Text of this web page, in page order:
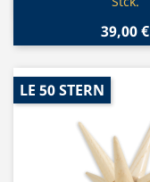
39,00 €
LE 50 STERN